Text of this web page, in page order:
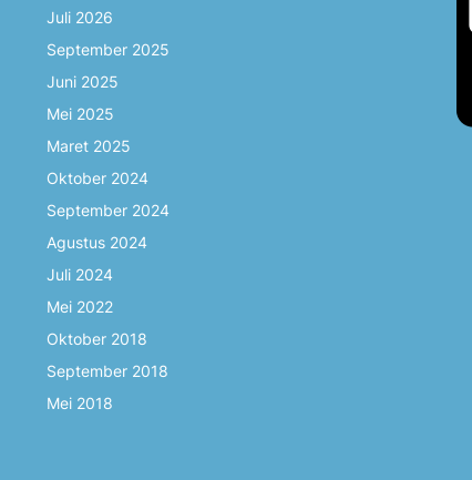
Juli 2026
September 2025
Juni 2025
Mei 2025
Maret 2025
Oktober 2024
September 2024
Agustus 2024
Juli 2024
Mei 2022
Oktober 2018
September 2018
Mei 2018